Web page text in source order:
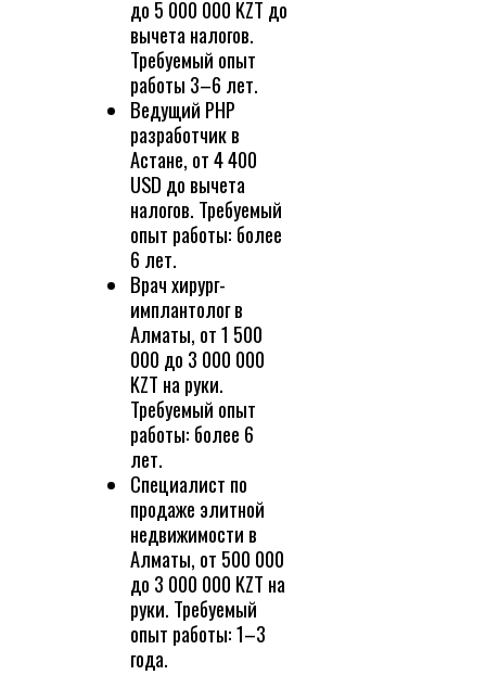
до 5 000 000 KZT до
вычета налогов.
Требуемый опыт
работы 3–6 лет.
Ведущий РНР
разработчик в
Астане, от 4 400
USD до вычета
налогов. Требуемый
опыт работы: более
6 лет.
Врач хирург-
имплантолог в
Алматы, от 1 500
000 до 3 000 000
KZT на руки.
Требуемый опыт
работы: более 6
лет.
Специалист по
продаже элитной
недвижимости в
Алматы, от 500 000
до 3 000 000 KZT на
руки. Требуемый
опыт работы: 1–3
года.